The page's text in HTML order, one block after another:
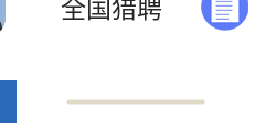
全国猎聘